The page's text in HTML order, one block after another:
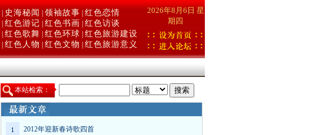
史海秘闻 领袖故事 红色恋情
红色游记 红色书画
红色访谈
红色歌舞 红色环球 红色旅游建设
红色人物 红色文物 红色旅游意义
2026年8月6日 星
期四
本站检索：
2012年迎新春诗歌四首